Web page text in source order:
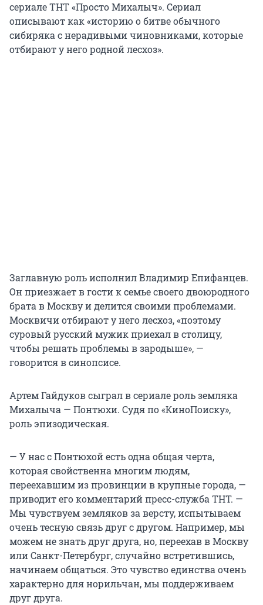
сериале ТНТ «Просто Михалыч». Сериал
описывают как «историю о битве обычного
сибиряка с нерадивыми чиновниками, которые
отбирают у него родной лесхоз».
Заглавную роль исполнил Владимир Епифанцев.
Он приезжает в гости к семье своего двоюродного
брата в Москву и делится своими проблемами.
Москвичи отбирают у него лесхоз, «поэтому
суровый русский мужик приехал в столицу,
чтобы решать проблемы в зародыше», —
говорится в синопсисе.
Артем Гайдуков сыграл в сериале роль земляка
Михалыча — Понтюхи. Судя по «КиноПоиску»,
роль эпизодическая.
— У нас с Понтюхой есть одна общая черта,
которая свойственна многим людям,
переехавшим из провинции в крупные города, —
приводит его комментарий пресс-служба ТНТ. —
Мы чувствуем земляков за версту, испытываем
очень тесную связь друг с другом. Например, мы
можем не знать друг друга, но, переехав в Москву
или Санкт-Петербург, случайно встретившись,
начинаем общаться. Это чувство единства очень
характерно для норильчан, мы поддерживаем
друг друга.